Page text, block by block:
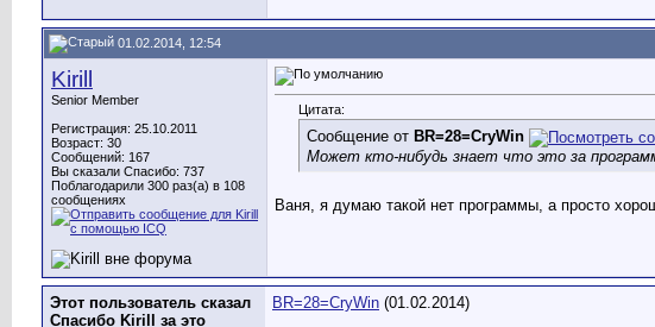
01.02.2014, 12:54
Kirill
Senior Member
Регистрация: 25.10.2011
Возраст: 30
Сообщений: 167
Вы сказали Спасибо: 737
Поблагодарили 300 раз(а) в 108
сообщениях
Цитата:
Сообщение от BR=28=CryWin
Может кто-нибудь знает что это за
Ваня, я думаю такой нет программы, а просто
Этот пользователь сказал
Спасибо Kirill за это
BR=28=CryWin (01.02.2014)